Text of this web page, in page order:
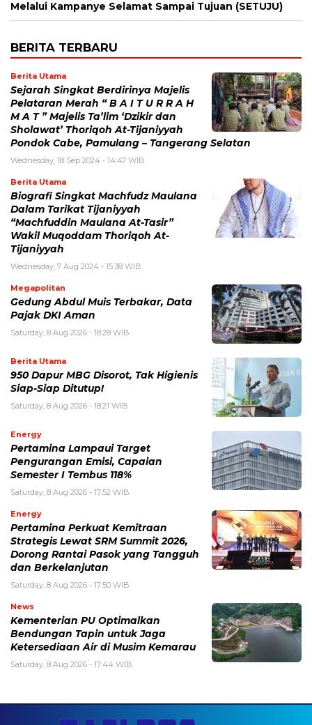
Melalui Kampanye Selamat Sampai Tujuan (SETUJU)
BERITA TERBARU
Berita Utama
Sejarah Singkat Berdirinya Majelis
Pelataran Merah “ B A I T U R R A H
M A T ” Majelis Ta’lim ‘Dzikir dan
Sholawat’ Thoriqoh At-Tijaniyyah
Pondok Cabe, Pamulang – Tangerang Selatan
Wednesday, 18 Sep 2024 - 14:47 WIB
Berita Utama
Biografi Singkat Machfudz Maulana
Dalam Tarikat Tijaniyyah
“Machfuddin Maulana At-Tasir”
Wakil Muqoddam Thoriqoh At-
Tijaniyyah
Wednesday, 7 Aug 2024 - 15:38 WIB
Megapolitan
Gedung Abdul Muis Terbakar, Data
Pajak DKI Aman
Saturday, 8 Aug 2026 - 18:28 WIB
Berita Utama
950 Dapur MBG Disorot, Tak Higienis
Siap-Siap Ditutup!
Saturday, 8 Aug 2026 - 18:21 WIB
Energy
Pertamina Lampaui Target
Pengurangan Emisi, Capaian
Semester I Tembus 118%
Saturday, 8 Aug 2026 - 17:52 WIB
Energy
Pertamina Perkuat Kemitraan
Strategis Lewat SRM Summit 2026,
Dorong Rantai Pasok yang Tangguh
dan Berkelanjutan
Saturday, 8 Aug 2026 - 17:50 WIB
News
Kementerian PU Optimalkan
Bendungan Tapin untuk Jaga
Ketersediaan Air di Musim Kemarau
Saturday, 8 Aug 2026 - 17:44 WIB